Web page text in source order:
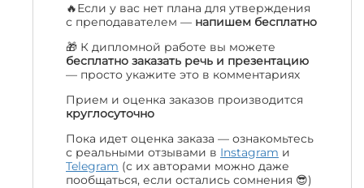
🔥Если у вас нет плана для утверждения
с преподавателем — напишем бесплатно
🎁 К дипломной работе вы можете
бесплатно заказать речь и презентацию
— просто укажите это в комментариях
Прием и оценка заказов производится
круглосуточно
Пока идет оценка заказа — ознакомьтесь
с реальными отзывами в Instagram и
Telegram (с их авторами можно даже
пообщаться, если остались сомнения 😎)